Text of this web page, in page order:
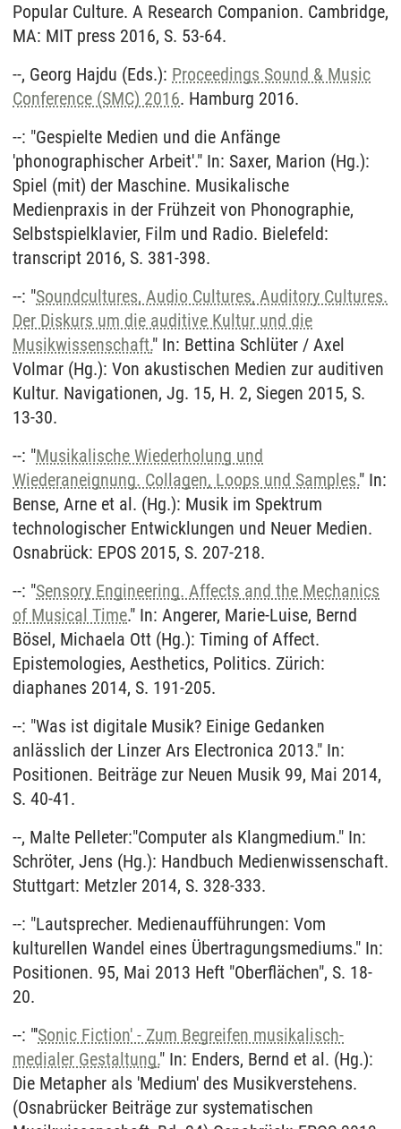
Popular Culture. A Research Companion. Cambridge,
MA: MIT press 2016, S. 53-64.
--, Georg Hajdu (Eds.): Proceedings Sound & Music
Conference (SMC) 2016. Hamburg 2016.
--: "Gespielte Medien und die Anfänge
'phonographischer Arbeit'." In: Saxer, Marion (Hg.):
Spiel (mit) der Maschine. Musikalische
Medienpraxis in der Frühzeit von Phonographie,
Selbstspielklavier, Film und Radio. Bielefeld:
transcript 2016, S. 381-398.
--: "Soundcultures, Audio Cultures, Auditory Cultures.
Der Diskurs um die auditive Kultur und die
Musikwissenschaft." In: Bettina Schlüter / Axel
Volmar (Hg.): Von akustischen Medien zur auditiven
Kultur. Navigationen, Jg. 15, H. 2, Siegen 2015, S.
13-30.
--: "Musikalische Wiederholung und
Wiederaneignung. Collagen, Loops und Samples." In:
Bense, Arne et al. (Hg.): Musik im Spektrum
technologischer Entwicklungen und Neuer Medien.
Osnabrück: EPOS 2015, S. 207-218.
--: "Sensory Engineering. Affects and the Mechanics
of Musical Time." In: Angerer, Marie-Luise, Bernd
Bösel, Michaela Ott (Hg.): Timing of Affect.
Epistemologies, Aesthetics, Politics. Zürich:
diaphanes 2014, S. 191-205.
--: "Was ist digitale Musik? Einige Gedanken
anlässlich der Linzer Ars Electronica 2013." In:
Positionen. Beiträge zur Neuen Musik 99, Mai 2014,
S. 40-41.
--, Malte Pelleter:"Computer als Klangmedium." In:
Schröter, Jens (Hg.): Handbuch Medienwissenschaft.
Stuttgart: Metzler 2014, S. 328-333.
--: "Lautsprecher. Medienaufführungen: Vom
kulturellen Wandel eines Übertragungsmediums." In:
Positionen. 95, Mai 2013 Heft "Oberflächen", S. 18-
20.
--: "'Sonic Fiction' - Zum Begreifen musikalisch-
medialer Gestaltung." In: Enders, Bernd et al. (Hg.):
Die Metapher als 'Medium' des Musikverstehens.
(Osnabrücker Beiträge zur systematischen